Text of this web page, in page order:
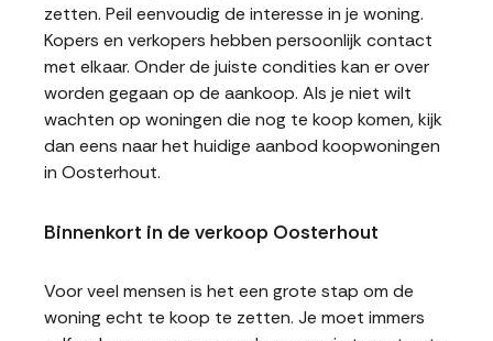
zetten. Peil eenvoudig de interesse in je woning.
Kopers en verkopers hebben persoonlijk contact
met elkaar. Onder de juiste condities kan er over
worden gegaan op de aankoop. Als je niet wilt
wachten op woningen die nog te koop komen, kijk
dan eens naar het huidige aanbod koopwoningen
in Oosterhout.
Binnenkort in de verkoop Oosterhout
Voor veel mensen is het een grote stap om de
woning echt te koop te zetten. Je moet immers